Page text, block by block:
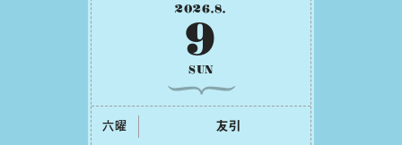
2026.8.
9
SUN
六曜 友引